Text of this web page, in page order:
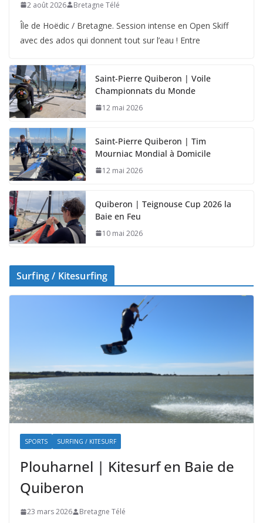
2 août 2026 Bretagne Télé
Île de Hoëdic / Bretagne. Session intense en Open Skiff
avec des ados qui donnent tout sur l’eau ! Entre
Saint-Pierre Quiberon | Voile
Championnats du Monde
12 mai 2026
Saint-Pierre Quiberon | Tim
Mourniac Mondial à Domicile
12 mai 2026
Quiberon | Teignouse Cup 2026 la
Baie en Feu
10 mai 2026
Surfing / Kitesurfing
SPORTS SURFING / KITESURF
Plouharnel | Kitesurf en Baie de
Quiberon
23 mars 2026 Bretagne Télé